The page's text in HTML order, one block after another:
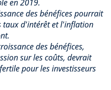
en 2019.
des bénéfices pourrait
taux d'intérêt et l'inflation
des bénéfices,
sur les coûts, devrait
pour les investisseurs